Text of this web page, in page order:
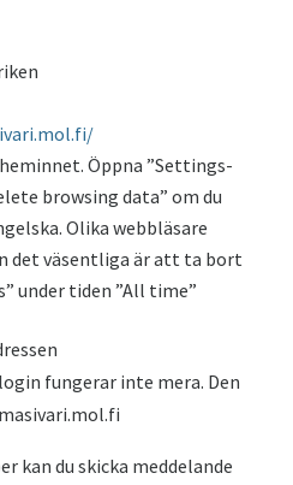
Öppna ”Settings-
browsing data” om du
Olika webbläsare
det väsentliga är att ta bort
under tiden ”All time”
fungerar inte mera. Den
kan du skicka meddelande